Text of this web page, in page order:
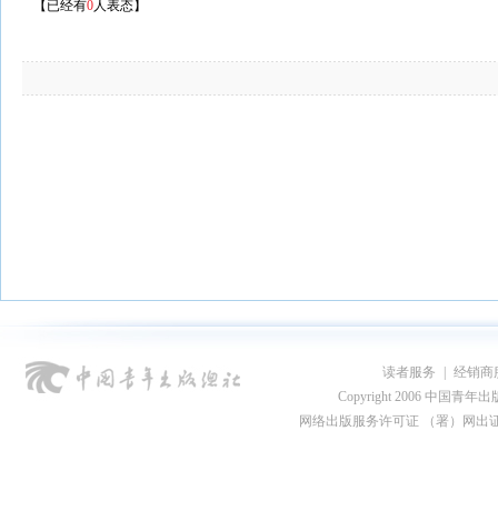
【已经有0人表态】
读者服务
经销商
Copyright 2006 中国青年出
网络出版服务许可证 （署）网出